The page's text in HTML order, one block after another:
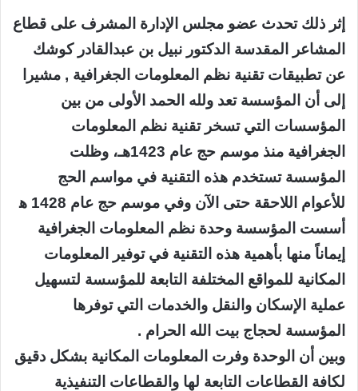
إثر ذلك تحدث عضو مجلس الإدارة المشرف على قطاع
المشاعر المقدسة الدكتور نبيل بن عبدالقادر كوشك
عن تطبيقات تقنية نظم المعلومات الجغرافية , مشيرا
إلى أن المؤسسة تعد ولله الحمد الأولى من بين
المؤسسات التي تسخر تقنية نظم المعلومات
الجغرافية منذ موسم حج عام 1423هـ، وظلت
المؤسسة تستخدم هذه التقنية في مواسم الحج
للأعوام اللاحقة حتى الآن وفي موسم حج عام 1428 ه‍
أسست المؤسسة وحدة نظم المعلومات الجغرافية
إيماناً منها بأهمية هذه التقنية في توفير المعلومات
المكانية للمواقع المختلفة التابعة للمؤسسة لتسهيل
عملية الإسكان والنقل والخدمات التي توفرها
المؤسسة لحجاج بيت الله الحرام .
وبين أن الوحدة وفرت المعلومات المكانية بشكل دقيق
لكافة القطاعات التابعة لها والقطاعات التنفيذية